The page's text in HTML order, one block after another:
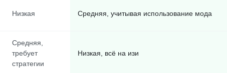
Низкая Средняя, учитывая использование мода
Средняя,
требует
стратегии
Низкая, всё на изи